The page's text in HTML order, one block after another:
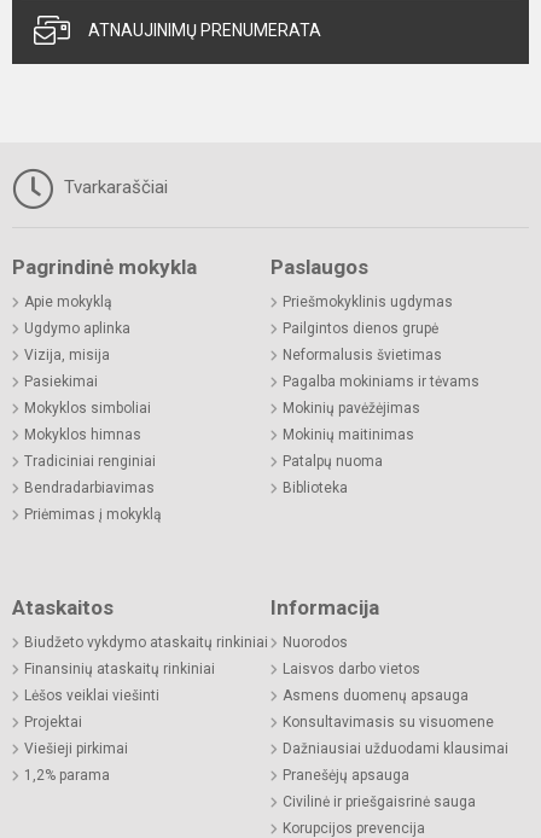
ATNAUJINIMŲ PRENUMERATA
Tvarkaraščiai
Pagrindinė mokykla
Apie mokyklą
Ugdymo aplinka
Vizija, misija
Pasiekimai
Mokyklos simboliai
Mokyklos himnas
Tradiciniai renginiai
Bendradarbiavimas
Priėmimas į mokyklą
Paslaugos
Priešmokyklinis ugdymas
Pailgintos dienos grupė
Neformalusis švietimas
Pagalba mokiniams ir tėvams
Mokinių pavėžėjimas
Mokinių maitinimas
Patalpų nuoma
Biblioteka
Ataskaitos
Biudžeto vykdymo ataskaitų rinkiniai
Finansinių ataskaitų rinkiniai
Lėšos veiklai viešinti
Projektai
Viešieji pirkimai
1,2% parama
Informacija
Nuorodos
Laisvos darbo vietos
Asmens duomenų apsauga
Konsultavimasis su visuomene
Dažniausiai užduodami klausimai
Pranešėjų apsauga
Civilinė ir priešgaisrinė sauga
Korupcijos prevencija